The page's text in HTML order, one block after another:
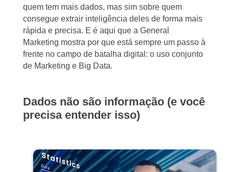
quem tem mais dados, mas sim sobre quem
consegue extrair inteligência deles de forma mais
rápida e precisa. E é aqui que a General
Marketing mostra por que está sempre um passo à
frente no campo de batalha digital: o uso conjunto
de Marketing e Big Data.
Dados não são informação (e você
precisa entender isso)